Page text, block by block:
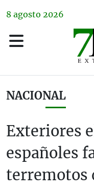
8 agosto 2026
NACIONAL
Exteriores
españoles
terremotos